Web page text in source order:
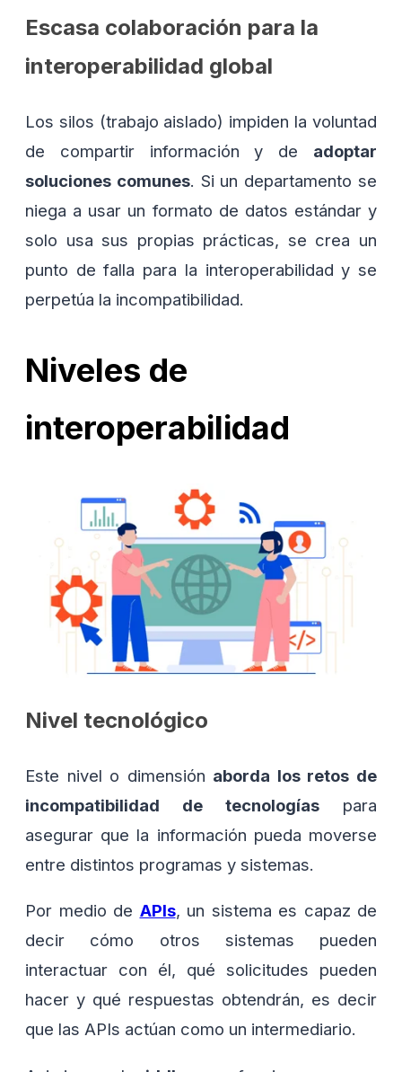
Escasa colaboración para la
interoperabilidad global
Los silos (trabajo aislado) impiden la voluntad
de compartir información y de adoptar
soluciones comunes. Si un departamento se
niega a usar un formato de datos estándar y
solo usa sus propias prácticas, se crea un
punto de falla para la interoperabilidad y se
perpetúa la incompatibilidad.
Niveles de
interoperabilidad
Nivel tecnológico
Este nivel o dimensión aborda los retos de
incompatibilidad de tecnologías para
asegurar que la información pueda moverse
entre distintos programas y sistemas.
Por medio de APIs, un sistema es capaz de
decir cómo otros sistemas pueden
interactuar con él, qué solicitudes pueden
hacer y qué respuestas obtendrán, es decir
que las APIs actúan como un intermediario.